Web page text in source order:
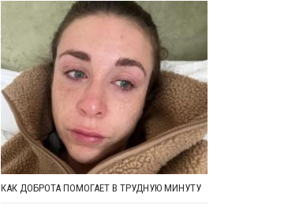
КАК ДОБРОТА ПОМОГАЕТ В ТРУДНУЮ МИНУТУ